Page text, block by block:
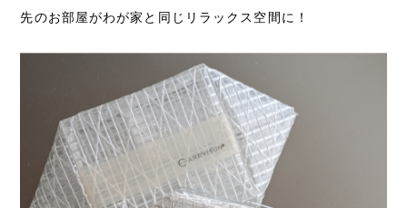
先のお部屋がわが家と同じリラックス空間に！